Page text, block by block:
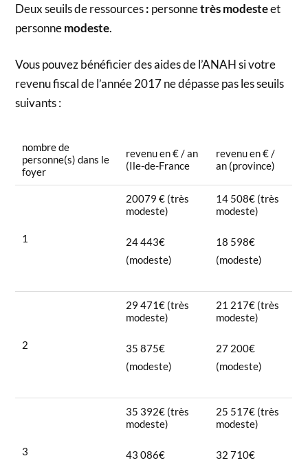
Deux seuils de ressources: personnetrès modesteet
personnemodeste.
Vous pouvez bénéficier des aides de l’ANAH si votre
revenu fiscal de l’année 2017 ne dépasse pas les seuils
suivants :
nombre de
personne(s) dans le
foyer
revenu en € / an
(Ile-de-France
revenu en € /
an (province)
1
20079 € (très
modeste)
24 443€
(modeste)
14 508€ (très
modeste)
18 598€
(modeste)
2
29 471€ (très
modeste)
35 875€
(modeste)
21 217€ (très
modeste)
27 200€
(modeste)
3
35 392€ (très
modeste)
43 086€
25 517€ (très
modeste)
32 710€